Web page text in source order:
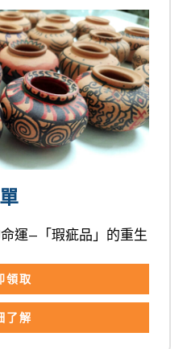
運—「瑕疵品」的重生
領取
了解